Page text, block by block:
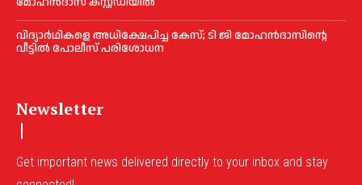
വിദ്യാര്‍ഥികളെ അധിക്ഷേപിച്ച കേസ്; ടി ജി മോഹന്‍ദാസിന്റെ
വീട്ടില്‍ പോലീസ് പരിശോധന
Newsletter
Get important news delivered directly to your inbox and stay